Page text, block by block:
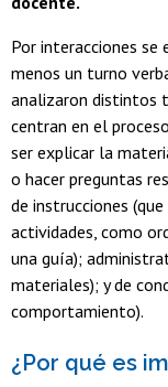
Por interacciones
menos un turno
analizaron distintos
centran en el
ser explicar la
o hacer preguntas
de instrucciones
actividades, como
una guía);
materiales); y de
comportamiento).
¿Por qué es